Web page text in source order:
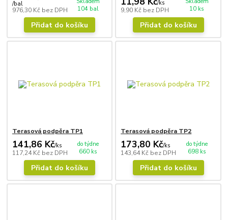
/bal
976,30 Kč bez DPH
104 bal
Přidat do košíku
/ks
9,90 Kč bez DPH
10 ks
Přidat do košíku
Terasová podpěra TP1
141,86 Kč/ks
117,24 Kč bez DPH
do týdne
660 ks
Přidat do košíku
Terasová podpěra TP2
173,80 Kč/ks
143,64 Kč bez DPH
do týdne
698 ks
Přidat do košíku